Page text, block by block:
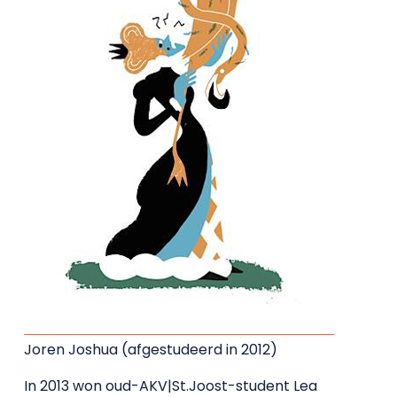
Joren Joshua (afgestudeerd in 2012)
In 2013 won oud-AKV|St.Joost-student Lea